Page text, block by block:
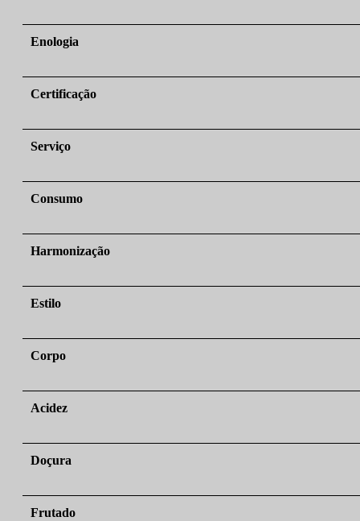
Enologia
Certificação
Serviço
Consumo
Harmonização
Estilo
Corpo
Acidez
Doçura
Frutado